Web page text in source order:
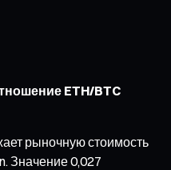
ETH/BTC
рыночную стоимость
Значение 0,027